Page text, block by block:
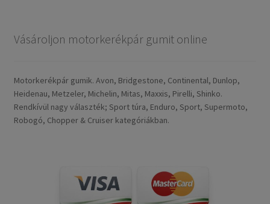
Vásároljon motorkerékpár gumit online
Motorkerékpár gumik. Avon, Bridgestone, Continental, Dunlop,
Heidenau, Metzeler, Michelin, Mitas, Maxxis, Pirelli, Shinko.
Rendkívül nagy választék; Sport túra, Enduro, Sport, Supermoto,
Robogó, Chopper & Cruiser kategóriákban.